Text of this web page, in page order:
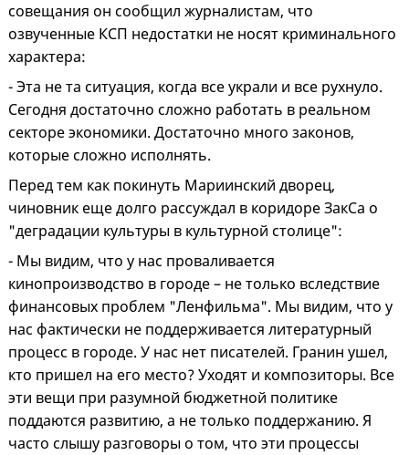
совещания он сообщил журналистам, что
озвученные КСП недостатки не носят криминального
характера:
- Эта не та ситуация, когда все украли и все рухнуло.
Сегодня достаточно сложно работать в реальном
секторе экономики. Достаточно много законов,
которые сложно исполнять.
Перед тем как покинуть Мариинский дворец,
чиновник еще долго рассуждал в коридоре ЗакСа о
"деградации культуры в культурной столице":
- Мы видим, что у нас проваливается
кинопроизводство в городе – не только вследствие
финансовых проблем "Ленфильма". Мы видим, что у
нас фактически не поддерживается литературный
процесс в городе. У нас нет писателей. Гранин ушел,
кто пришел на его место? Уходят и композиторы. Все
эти вещи при разумной бюджетной политике
поддаются развитию, а не только поддержанию. Я
часто слышу разговоры о том, что эти процессы